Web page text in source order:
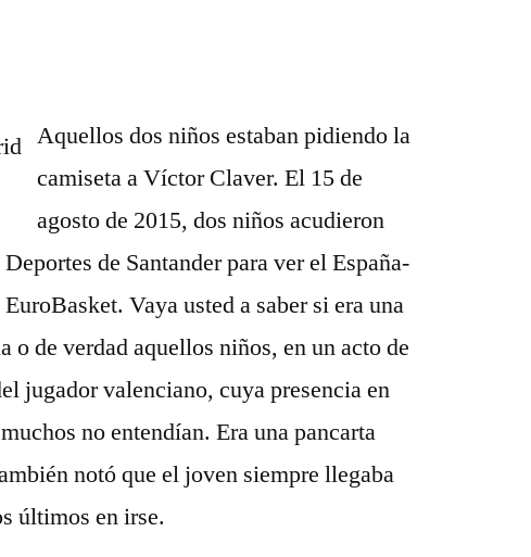
Aquellos dos niños estaban pidiendo la
camiseta a Víctor Claver. El 15 de
agosto de 2015, dos niños acudieron
de Santander para ver el España-
Vaya usted a saber si era una
de verdad aquellos niños, en un acto de
jugador valenciano, cuya presencia en
no entendían. Era una pancarta
notó que el joven siempre llegaba
últimos en irse.